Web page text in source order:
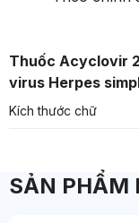
Thuốc Acyclovir
virus Herpes
Kích thước chữ
SẢN PHẨM